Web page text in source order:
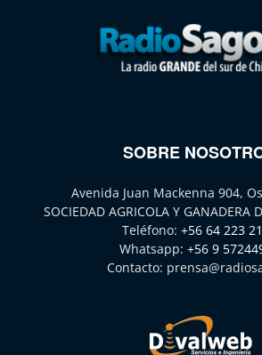
SOBRE
Avenida Juan Mackenna 904,
SOCIEDAD AGRICOLA Y GANADERA
Teléfono: +56 64 223
Whatsapp: +56 9
Contacto: